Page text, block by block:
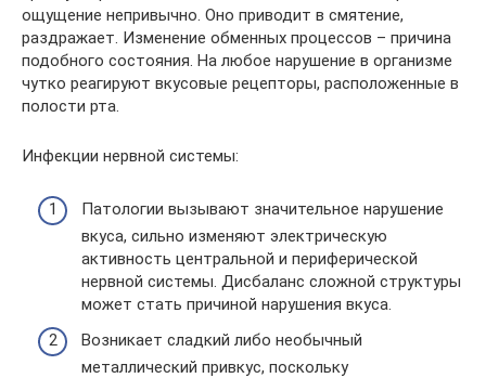
ощущение непривычно. Оно приводит в смятение,
раздражает. Изменение обменных процессов – причина
подобного состояния. На любое нарушение в организме
чутко реагируют вкусовые рецепторы, расположенные в
полости рта.
Инфекции нервной системы:
Патологии вызывают значительное нарушение
вкуса, сильно изменяют электрическую
активность центральной и периферической
нервной системы. Дисбаланс сложной структуры
может стать причиной нарушения вкуса.
Возникает сладкий либо необычный
металлический привкус, поскольку